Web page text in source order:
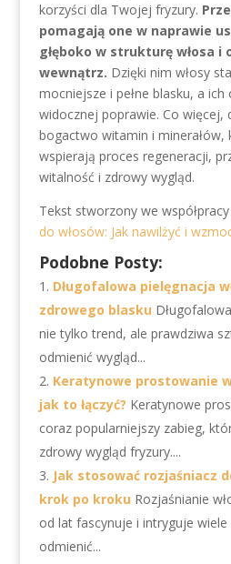
korzyści dla Twojej fryzury.
pomagają one w naprawie
głęboko w strukturę włosa i
wewnątrz. Dzięki nim włosy
mocniejsze i pełne blasku, a
widocznej poprawie. Co
bogactwo witamin i minerałów,
wspierają proces regeneracji,
witalność i zdrowy wygląd.
Tekst stworzony we
do włosów: Jak nawilżyć i
Podobne Posty:
Długofalowa pielęgnacja
zdrowego blasku
nie tylko trend, ale prawdziwa
odmienić wygląd...
Keratynowe prostowanie
jak to łączyć? Keratynowe
coraz popularniejszy zabieg,
zdrowy wygląd fryzury....
Jak stosować rozjaśniacz
krok po kroku Rozjaśnianie
od lat fascynuje i intryguje
odmienić...